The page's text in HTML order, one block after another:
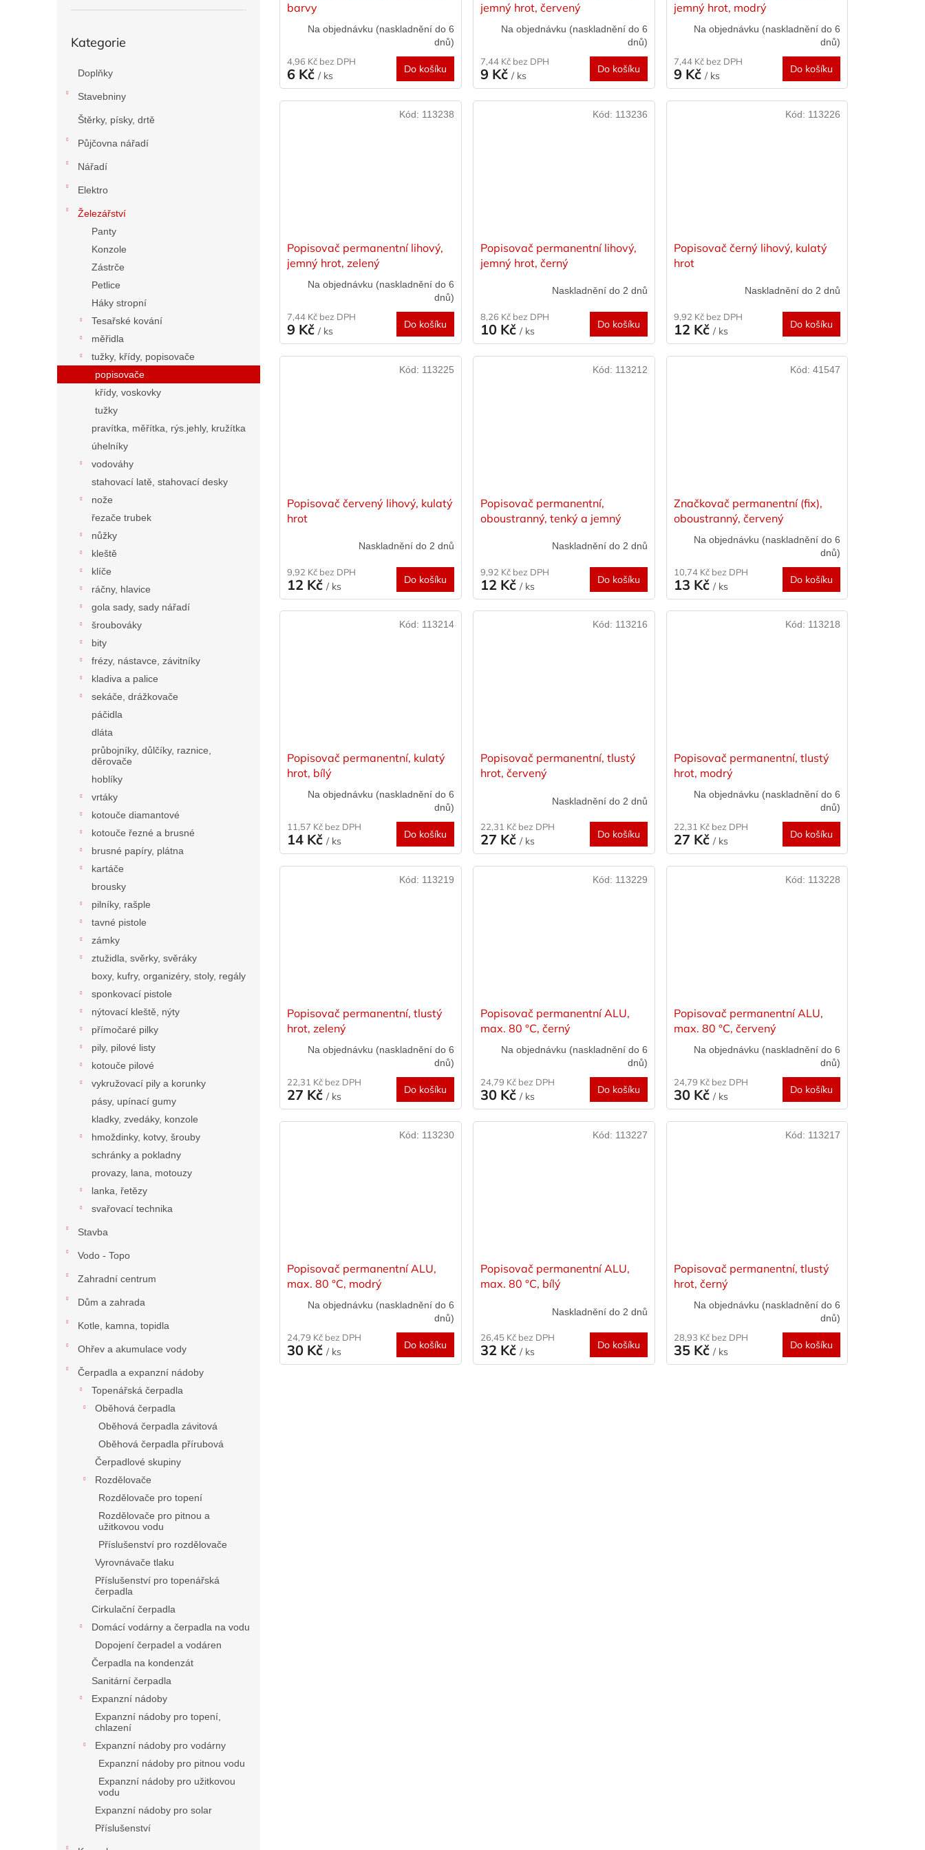
kategorie
Kategorie
Doplňky
Stavebniny
Štěrky, písky, drtě
Půjčovna nářadí
Nářadí
Elektro
Železářství
Panty
Konzole
Zástrče
Petlice
Háky stropní
Tesařské kování
měřidla
tužky, křídy, popisovače
popisovače
křídy, voskovky
tužky
pravítka, měřítka, rýs.jehly, kružítka
úhelníky
vodováhy
stahovací latě, stahovací desky
nože
řezače trubek
nůžky
kleště
klíče
ráčny, hlavice
gola sady, sady nářadí
šroubováky
bity
frézy, nástavce, závitníky
kladiva a palice
sekáče, drážkovače
páčidla
dláta
průbojníky, důlčíky, raznice,
děrovače
hoblíky
vrtáky
kotouče diamantové
kotouče řezné a brusné
brusné papíry, plátna
kartáče
brousky
pilníky, rašple
tavné pistole
zámky
ztužidla, svěrky, svěráky
boxy, kufry, organizéry, stoly, regály
sponkovací pistole
nýtovací kleště, nýty
přímočaré pilky
pily, pilové listy
kotouče pilové
vykružovací pily a korunky
pásy, upínací gumy
kladky, zvedáky, konzole
hmoždinky, kotvy, šrouby
schránky a pokladny
provazy, lana, motouzy
lanka, řetězy
svařovací technika
Stavba
Vodo - Topo
Zahradní centrum
Dům a zahrada
Kotle, kamna, topidla
Ohřev a akumulace vody
Čerpadla a expanzní nádoby
Topenářská čerpadla
Oběhová čerpadla
Oběhová čerpadla závitová
Oběhová čerpadla přírubová
Čerpadlové skupiny
Rozdělovače
Rozdělovače pro topení
Rozdělovače pro pitnou a
užitkovou vodu
Příslušenství pro rozdělovače
Vyrovnávače tlaku
Příslušenství pro topenářská
čerpadla
Cirkulační čerpadla
Domácí vodárny a čerpadla na vodu
Dopojení čerpadel a vodáren
Čerpadla na kondenzát
Sanitární čerpadla
Expanzní nádoby
Expanzní nádoby pro topení,
chlazení
Expanzní nádoby pro vodárny
Expanzní nádoby pro pitnou vodu
Expanzní nádoby pro užitkovou
vodu
Expanzní nádoby pro solar
Příslušenství
barvy
Na objednávku (naskladnění do 6
dnů)
4,96 Kč bez DPH
6 Kč/ ks
Do košíku
jemný hrot, červený
Na objednávku (naskladnění do 6
dnů)
7,44 Kč bez DPH
9 Kč/ ks
Do košíku
jemný hrot, modrý
Na objednávku (naskladnění do 6
dnů)
7,44 Kč bez DPH
9 Kč/ ks
Do košíku
Popisovač permanentní lihový,
jemný hrot, zelený
Na objednávku (naskladnění do 6
dnů)
7,44 Kč bez DPH
9 Kč/ ks
Do košíku
Kód: 113238
Popisovač permanentní lihový,
jemný hrot, černý
Naskladnění do 2 dnů
8,26 Kč bez DPH
10 Kč/ ks
Do košíku
Kód: 113236
Popisovač černý lihový, kulatý
hrot
Naskladnění do 2 dnů
9,92 Kč bez DPH
12 Kč/ ks
Do košíku
Kód: 113226
Popisovač červený lihový, kulatý
hrot
Naskladnění do 2 dnů
9,92 Kč bez DPH
12 Kč/ ks
Do košíku
Kód: 113225
Popisovač permanentní,
oboustranný, tenký a jemný
Naskladnění do 2 dnů
9,92 Kč bez DPH
12 Kč/ ks
Do košíku
Kód: 113212
Značkovač permanentní (fix),
oboustranný, červený
Na objednávku (naskladnění do 6
dnů)
10,74 Kč bez DPH
13 Kč/ ks
Do košíku
Kód:41547
Popisovač permanentní, kulatý
hrot, bílý
Na objednávku (naskladnění do 6
dnů)
11,57 Kč bez DPH
14 Kč/ ks
Do košíku
Kód: 113214
Popisovač permanentní, tlustý
hrot, červený
Naskladnění do 2 dnů
22,31 Kč bez DPH
27 Kč/ ks
Do košíku
Kód: 113216
Popisovač permanentní, tlustý
hrot, modrý
Na objednávku (naskladnění do 6
dnů)
22,31 Kč bez DPH
27 Kč/ ks
Do košíku
Kód: 113218
Popisovač permanentní, tlustý
hrot, zelený
Na objednávku (naskladnění do 6
dnů)
22,31 Kč bez DPH
27 Kč/ ks
Do košíku
Kód: 113219
Popisovač permanentní ALU,
max. 80 °C, černý
Na objednávku (naskladnění do 6
dnů)
24,79 Kč bez DPH
30 Kč/ ks
Do košíku
Kód: 113229
Popisovač permanentní ALU,
max. 80 °C, červený
Na objednávku (naskladnění do 6
dnů)
24,79 Kč bez DPH
30 Kč/ ks
Do košíku
Kód: 113228
Popisovač permanentní ALU,
max. 80 °C, modrý
Na objednávku (naskladnění do 6
dnů)
24,79 Kč bez DPH
30 Kč/ ks
Do košíku
Kód: 113230
Popisovač permanentní ALU,
max. 80 °C, bílý
Naskladnění do 2 dnů
26,45 Kč bez DPH
32 Kč/ ks
Do košíku
Kód: 113227
Popisovač permanentní, tlustý
hrot, černý
Na objednávku (naskladnění do 6
dnů)
28,93 Kč bez DPH
35 Kč/ ks
Do košíku
Kód: 113217